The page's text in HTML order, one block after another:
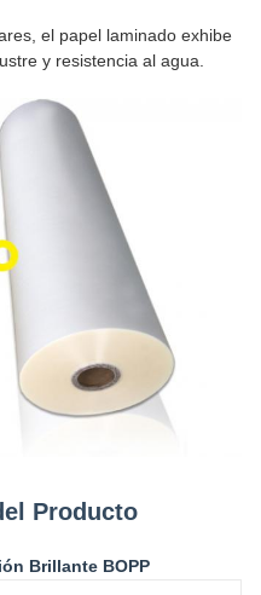
el papel laminado exhibe
y resistencia al agua.
Producto
Brillante BOPP